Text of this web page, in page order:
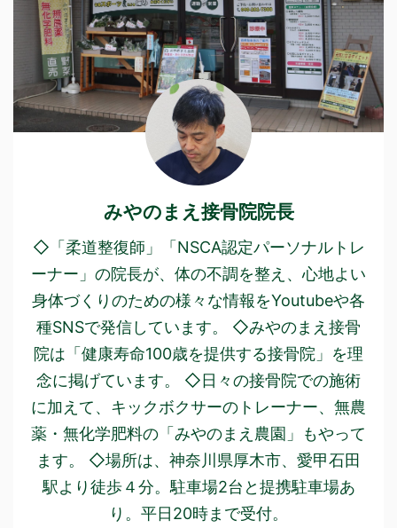
みやのまえ接骨院院長
◇「柔道整復師」「NSCA認定パーソナルトレ
ーナー」の院長が、体の不調を整え、心地よい
身体づくりのための様々な情報をYoutubeや各
種SNSで発信しています。 ◇みやのまえ接骨
院は「健康寿命100歳を提供する接骨院」を理
念に掲げています。 ◇日々の接骨院での施術
に加えて、キックボクサーのトレーナー、無農
薬・無化学肥料の「みやのまえ農園」もやって
ます。 ◇場所は、神奈川県厚木市、愛甲石田
駅より徒歩４分。駐車場2台と提携駐車場あ
り。平日20時まで受付。